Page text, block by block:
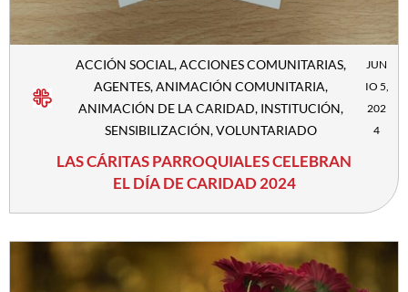
ACCIÓN SOCIAL,ACCIONES COMUNITARIAS,
AGENTES,ANIMACIÓN COMUNITARIA,
ANIMACIÓN DE LA CARIDAD, INSTITUCIÓN,
SENSIBILIZACIÓN,VOLUNTARIADO
JUN
IO 5,
202
4
LAS CÁRITAS PARROQUIALES CELEBRAN
EL DÍA DE CARIDAD 2024